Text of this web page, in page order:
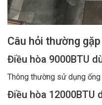
Câu hỏi thường gặp
Điều hòa 9000BTU
Thông thường sử dụng
Điều hòa 12000BTU